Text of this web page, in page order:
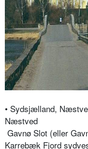
• Sydsjælland,
Næstved
Gavnø Slot (eller
Karrebæk Fjord